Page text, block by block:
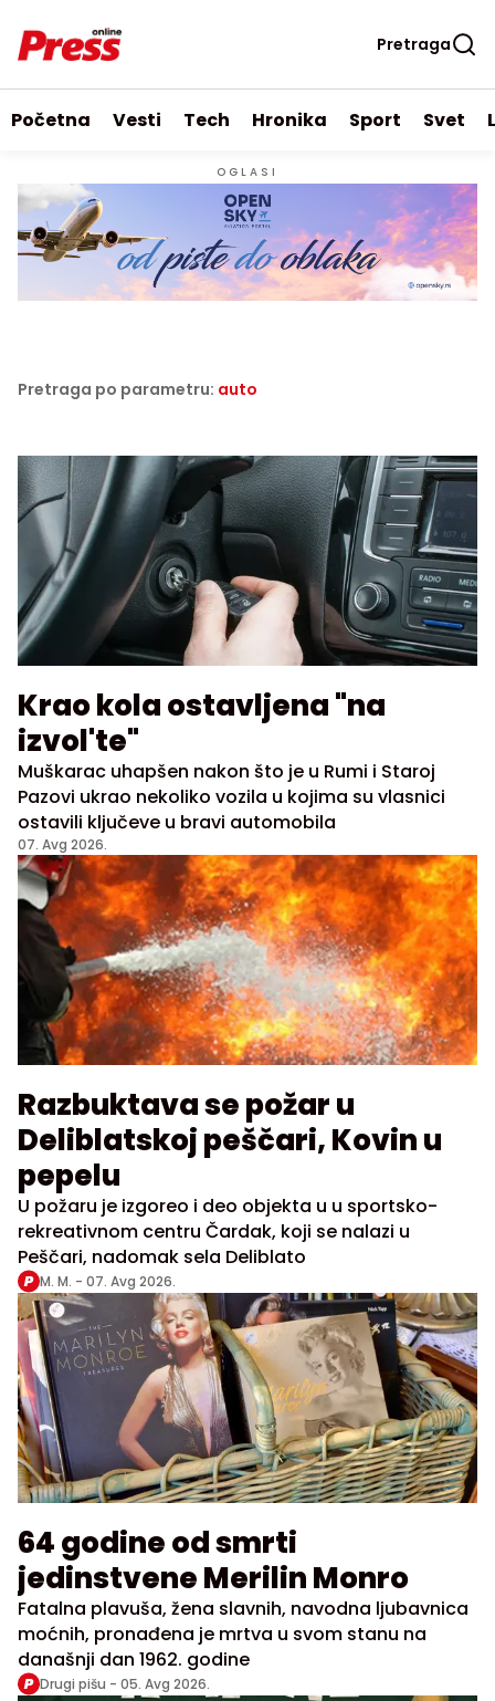
Pretraga
Početna Vesti Tech Hronika Sport Svet
OGLASI
Pretraga po parametru: auto
Krao kola ostavljena "na
izvol'te"
Muškarac uhapšen nakon što je u Rumi i Staroj
Pazovi ukrao nekoliko vozila u kojima su vlasnici
ostavili ključeve u bravi automobila
07. Avg 2026.
Razbuktava se požar u
Deliblatskoj peščari, Kovin u
pepelu
U požaru je izgoreo i deo objekta u u sportsko-
rekreativnom centru Čardak, koji se nalazi u
Peščari, nadomak sela Deliblato
M. M. - 07. Avg 2026.
64 godine od smrti
jedinstvene Merilin Monro
Fatalna plavuša, žena slavnih, navodna ljubavnica
moćnih, pronađena je mrtva u svom stanu na
današnji dan 1962. godine
Drugi pišu - 05. Avg 2026.